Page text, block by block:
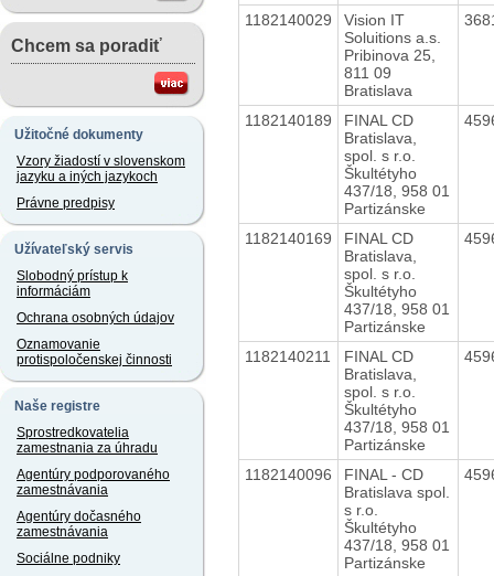
Chcem sa poradiť
Užitočné dokumenty
Vzory žiadostí v slovenskom
jazyku a iných jazykoch
Právne predpisy
Užívateľský servis
Slobodný prístup k
informáciám
Ochrana osobných údajov
Oznamovanie
protispoločenskej činnosti
Naše registre
Sprostredkovatelia
zamestnania za úhradu
Agentúry podporovaného
zamestnávania
Agentúry dočasného
zamestnávania
Sociálne podniky
1182140029
Vision IT
Soluitions a.s.
Pribinova 25,
811 09
Bratislava
1182140189
FINAL CD
Bratislava,
spol. s r.o.
Škultétyho
437/18, 958 01
Partizánske
1182140169
FINAL CD
Bratislava,
spol. s r.o.
Škultétyho
437/18, 958 01
Partizánske
1182140211
FINAL CD
Bratislava,
spol. s r.o.
Škultétyho
437/18, 958 01
Partizánske
1182140096
FINAL - CD
Bratislava spol.
s r.o.
Škultétyho
437/18, 958 01
Partizánske